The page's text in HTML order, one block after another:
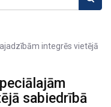
sabiedrībā